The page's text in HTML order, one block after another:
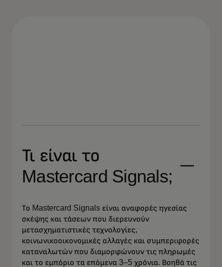
Τι είναι το
Mastercard Signals;
Το Mastercard Signals είναι αναφορές ηγεσίας
σκέψης και τάσεων που διερευνούν
μετασχηματιστικές τεχνολογίες,
κοινωνικοοικονομικές αλλαγές και συμπεριφορές
καταναλωτών που διαμορφώνουν τις πληρωμές
και το εμπόριο τα επόμενα 3–5 χρόνια. Βοηθά τις